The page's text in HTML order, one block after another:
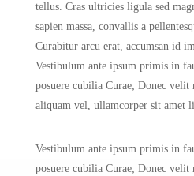
tellus. Cras ultricies ligula sed
sapien massa, convallis a
Curabitur arcu erat, accumsan id
Vestibulum ante ipsum primis in
posuere cubilia Curae; Donec velit
aliquam vel, ullamcorper sit amet
Vestibulum ante ipsum primis in
posuere cubilia Curae; Donec velit